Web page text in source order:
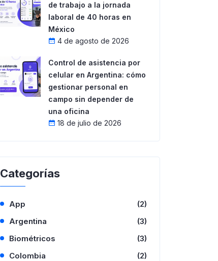
de trabajo a la jornada
laboral de 40 horas en
México
4 de agosto de 2026
Control de asistencia por
celular en Argentina: cómo
gestionar personal en
campo sin depender de
una oficina
18 de julio de 2026
Categorías
App
(2)
Argentina
(3)
Biométricos
(3)
Colombia
(2)